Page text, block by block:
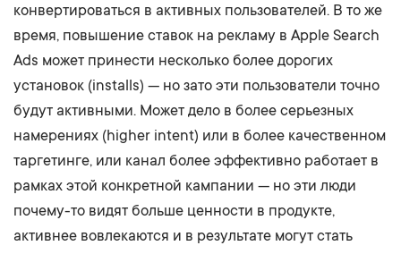
конвертироваться в активных пользователей. В то же
время, повышение ставок на рекламу в Apple Search
Ads может принести несколько более дорогих
установок (installs) — но зато эти пользователи точно
будут активными. Может дело в более серьезных
намерениях (higher intent) или в более качественном
таргетинге, или канал более эффективно работает в
рамках этой конкретной кампании — но эти люди
почему-то видят больше ценности в продукте,
активнее вовлекаются и в результате могут стать